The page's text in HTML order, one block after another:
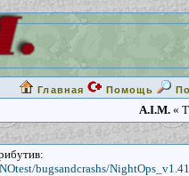
Главная Помощь
A.I.M. «
bugsandcrashs/